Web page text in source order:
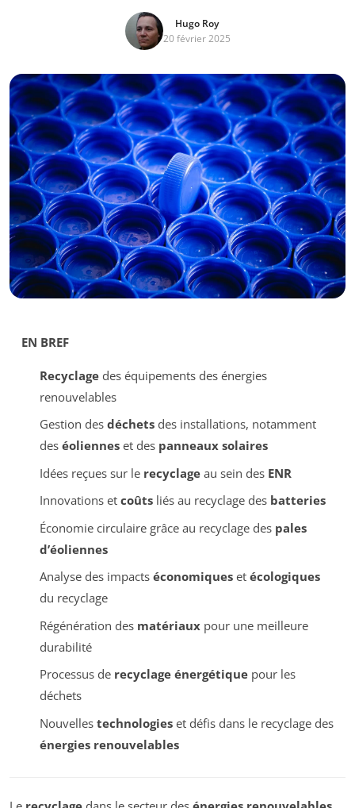
Hugo Roy
20 février 2025
EN BREF
Recyclagedes équipements des énergies
renouvelables
Gestion des déchetsdes installations, notamment
des éolienneset des panneaux solaires
Idées reçues sur le recyclageau sein des ENR
Innovations et coûtsliés au recyclage des batteries
Économie circulaire grâce au recyclage des pales
d’éoliennes
Analyse des impacts économiqueset écologiques
du recyclage
Régénération des matériauxpour une meilleure
durabilité
Processus de recyclage énergétiquepour les
déchets
Nouvelles technologieset défis dans le recyclage des
énergies renouvelables